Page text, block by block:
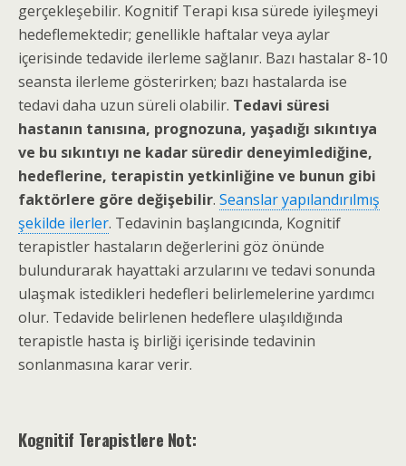
gerçekleşebilir. Kognitif Terapi kısa sürede iyileşmeyi
hedeflemektedir; genellikle haftalar veya aylar
içerisinde tedavide ilerleme sağlanır. Bazı hastalar 8-10
seansta ilerleme gösterirken; bazı hastalarda ise
tedavi daha uzun süreli olabilir. Tedavi süresi
hastanın tanısına, prognozuna, yaşadığı sıkıntıya
ve bu sıkıntıyı ne kadar süredir deneyimlediğine,
hedeflerine, terapistin yetkinliğine ve bunun gibi
faktörlere göre değişebilir. Seanslar yapılandırılmış
şekilde ilerler. Tedavinin başlangıcında, Kognitif
terapistler hastaların değerlerini göz önünde
bulundurarak hayattaki arzularını ve tedavi sonunda
ulaşmak istedikleri hedefleri belirlemelerine yardımcı
olur. Tedavide belirlenen hedeflere ulaşıldığında
terapistle hasta iş birliği içerisinde tedavinin
sonlanmasına karar verir.
Kognitif Terapistlere Not: